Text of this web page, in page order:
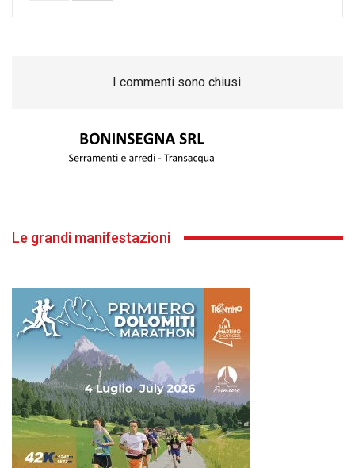
I commenti sono chiusi.
Le grandi manifestazioni